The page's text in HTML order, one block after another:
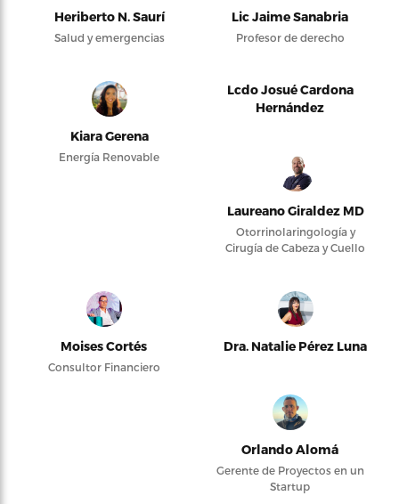
Heriberto N. Saurí
Salud y emergencias
Lic Jaime Sanabria
Profesor de derecho
Kiara Gerena
Energía Renovable
Lcdo Josué Cardona
Hernández
Laureano Giraldez MD
Otorrinolaringología y
Cirugía de Cabeza y Cuello
Moises Cortés
Consultor Financiero
Dra. Natalie Pérez Luna
Orlando Alomá
Gerente de Proyectos en un
Startup